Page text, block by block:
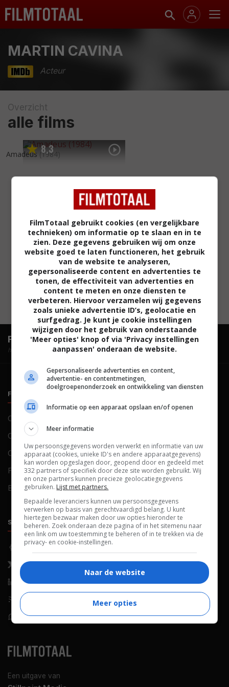
MARTIN CAVINA
Acteur
Overzicht
alle films
8,3
Amadeus (1984)
FilmTotaal.Hét online filmoverzicht.
hosted by
Een uitgave van
FILMTOTAAL
Contact
Over ons
Colofon
FAQ
Blog
Cookies
Cookievoorkeuren
SOCIALS
Facebook
X (Twitter)
LinkedIn
RSS-feed
WhatsApp
ONTDEKKEN
Nieuws
Netflix
Films op tv
Bioscoop
FilmTotaal gebruikt cookies (en vergelijkbare
technieken) om informatie op te slaan en in te
zien. Deze gegevens gebruiken wij om onze
website goed te laten functioneren, het gebruik
van de website te analyseren,
gepersonaliseerde content en advertenties te
tonen, de effectiviteit van advertenties en
content te meten en onze diensten te
verbeteren. Hiervoor verzamelen wij gegevens
zoals unieke advertentie ID’s, geolocatie en
surfgedrag. Je kunt je cookie instellingen
wijzigen door het gebruik van onderstaande
'Meer opties' knop of via 'Privacy instellingen
aanpassen' onderaan de website.
Gepersonaliseerde advertenties en content,
advertentie- en contentmetingen,
doelgroepenonderzoek en ontwikkeling van diensten
Informatie op een apparaat opslaan en/of openen
Meer informatie
Uw persoonsgegevens worden verwerkt en informatie van uw
apparaat (cookies, unieke ID's en andere apparaatgegevens)
kan worden opgeslagen door, geopend door en gedeeld met
332 partners of specifiek door deze site worden gebruikt. Wij
en onze partners kunnen precieze geolocatiegegevens
gebruiken. Lijst met partners.
Bepaalde leveranciers kunnen uw persoonsgegevens
verwerken op basis van gerechtvaardigd belang. U kunt
hiertegen bezwaar maken door uw opties hieronder te
beheren. Zoek onderaan deze pagina of in het sitemenu naar
een link om uw toestemming te beheren of in te trekken via de
privacy- en cookie-instellingen.
Naar de website
Meer opties